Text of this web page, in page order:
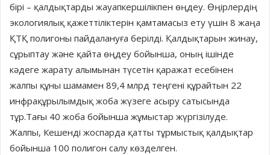
бірі – қалдықтарды жауапкершілікпен өңдеу. Өңірлердің
экологиялық қажеттіліктерін қамтамасыз ету үшін 8 жаңа
ҚТҚ полигоны пайдалануға берілді. Қалдықтарын жинау,
сұрыптау және қайта өңдеу бойынша, оның ішінде
кәдеге жарату алымынан түсетін қаражат есебінен
жалпы құны шамамен 89,4 млрд теңгені құрайтын 22
инфрақұрылымдық жоба жүзеге асыру сатысында
тұр.Тағы 40 жоба бойынша жұмыстар жүргізілуде.
Жалпы, Кешенді жоспарда қатты тұрмыстық қалдықтар
бойынша 100 полигон салу көзделген.